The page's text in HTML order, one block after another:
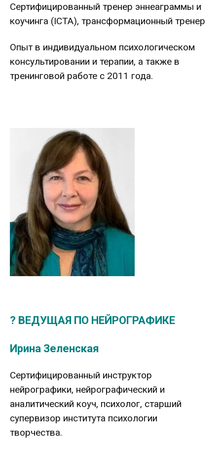
Сертифицированный тренер эннеаграммы и
коучинга (ICTA), трансформационный тренер
Опыт в индивидуальном психологическом
консультировании и терапии, а также в
тренинговой работе с 2011 года.
? ВЕДУЩАЯ ПО НЕЙРОГРАФИКЕ
Ирина Зеленская
Сертифицированный инструктор
нейрографики, нейрографический и
аналитический коуч, психолог, старший
супервизор института психологии
творчества.